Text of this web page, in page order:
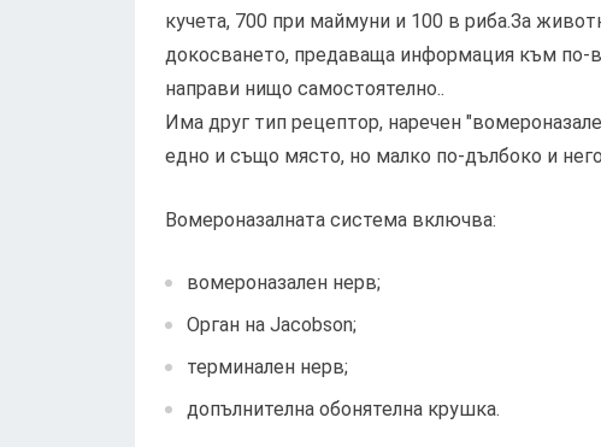
кучета, 700 при маймуни и 100 в риба.За
докосването, предаваща информация към по-
направи нищо самостоятелно..
Има друг тип рецептор, наречен
едно и също място, но малко по-дълбоко и
Вомероназалната система включва:
вомероназален нерв;
Орган на Jacobson;
терминален нерв;
допълнителна обонятелна крушка.